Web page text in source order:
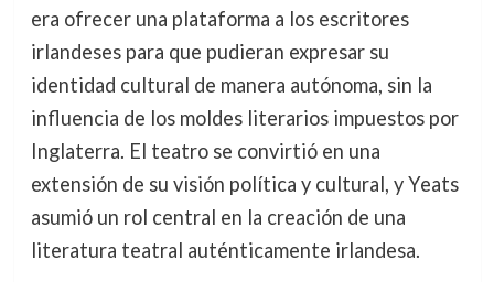
era ofrecer una plataforma a los escritores
irlandeses para que pudieran expresar su
identidad cultural de manera autónoma, sin la
influencia de los moldes literarios impuestos por
Inglaterra. El teatro se convirtió en una
extensión de su visión política y cultural, y Yeats
asumió un rol central en la creación de una
literatura teatral auténticamente irlandesa.